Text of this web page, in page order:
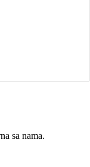
sa nama.